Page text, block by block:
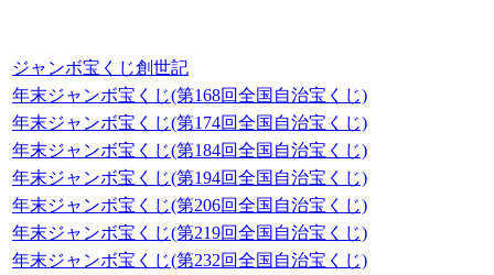
ジャンボ宝くじ創世記
年末ジャンボ宝くじ(第168回全国自治宝くじ)
年末ジャンボ宝くじ(第174回全国自治宝くじ)
年末ジャンボ宝くじ(第184回全国自治宝くじ)
年末ジャンボ宝くじ(第194回全国自治宝くじ)
年末ジャンボ宝くじ(第206回全国自治宝くじ)
年末ジャンボ宝くじ(第219回全国自治宝くじ)
年末ジャンボ宝くじ(第232回全国自治宝くじ)